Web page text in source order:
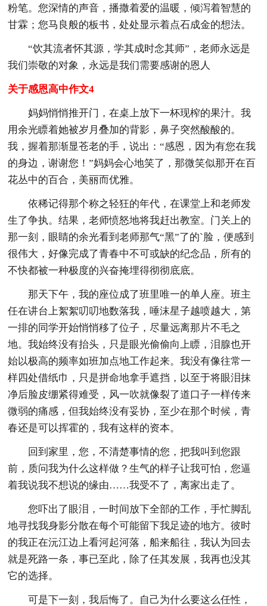
粉笔。您深情的声音，播撒着爱的温暖，倾泻着智慧的
甘霖；您马良般的板书，处处显示着点石成金的想法。
“饮其流者怀其源，学其成时念其师”，老师永远是
我们崇敬的对象，永远是我们需要感谢的恩人
关于感恩高中作文4
妈妈悄悄推开门，在桌上放下一杯现榨的果汁。我
用余光瞟着她被岁月叠加的背影，鼻子突然酸酸的。
我，握着那渐显苍老的手，说出：“感恩，因为有您在我
的身边，谢谢您！”妈妈会心地笑了，那微笑似那开在百
花丛中的百合，美丽而优雅。
依稀记得那个称之轻狂的年代，在课堂上和老师发
生了争执。结果，老师愤怒地将我赶出教室。门关上的
那一刻，眼睛的余光看到老师那气“黑”了的`脸，便感到
很伟大，好像完成了青春中不可或缺的纪念品，所有的
不快都被一种极度的兴奋掩埋得彻彻底底。
那天下午，我的座位成了班里唯一的单人座。班主
任在讲台上絮絮叨叨地数落我，唾沫星子越喷越大，第
一排的同学开始悄悄移了位子，尽量远离那片不毛之
地。我始终没有抬头，只是眼光偷偷向上瞟，泪腺也开
始以极高的频率如班加点地工作起来。我没有像往常一
样四处借纸巾，只是拼命地拿手遮挡，以至于将眼泪抹
净后脸皮绷紧得难受，风一吹就像裂了道口子一样传来
微弱的痛感，但我始终没有妥协，至少在那个时候，青
春还是可以挥霍的，我有这样的资本。
回到家里，您，不清楚事情的您，把我叫到您跟
前，质问我为什么这样做？生气的样子让我可怕，您逼
着我说我不想说的缘由……我受不了，离家出走了。
您吓出了眼泪，一时间放下全部的工作，手忙脚乱
地寻找我身影分散在每个可能留下我足迹的地方。彼时
的我正在沅江边上看河起河落，船来船往，我认为回去
就是死路一条，事已至此，除了任其发展，我再也没其
它的选择。
可是下一刻，我后悔了。自己为什么要这么任性，